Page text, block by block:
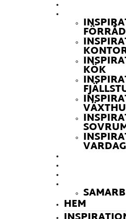
FÖRRÅD
KÖK
HEM